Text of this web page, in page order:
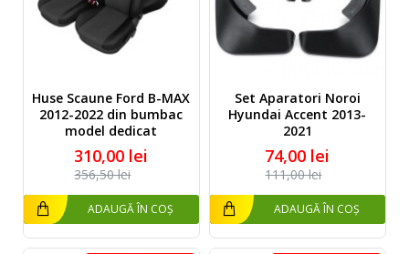
Huse Scaune Ford B-MAX
2012-2022 din bumbac
model dedicat
310,00 lei
356,50 lei
ADAUGĂ ÎN COȘ
Set Aparatori Noroi
Hyundai Accent 2013-
2021
74,00 lei
111,00 lei
ADAUGĂ ÎN COȘ